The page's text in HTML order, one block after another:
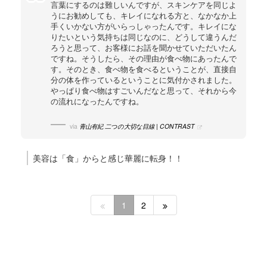
言葉にするのは難しいんですが、スキンケアを同じよ
うにお勧めしても、キレイになれる方と、なかなか上
手くいかない方がいらっしゃったんです。キレイにな
りたいという気持ちは同じなのに、どうして違うんだ
ろうと思って、お客様にお話を聞かせていただいたん
ですね。そうしたら、その理由が食べ物にあったんで
す。そのとき、食べ物を食べるということが、直接自
分の体を作っているということに気付かされました。
やっぱり食べ物はすごいんだなと思って、それから今
の流れになったんですね。
via 青山有紀 二つの大切な目線 | CONTRAST
美容は「食」からと感じ華麗に転身！！
1 2